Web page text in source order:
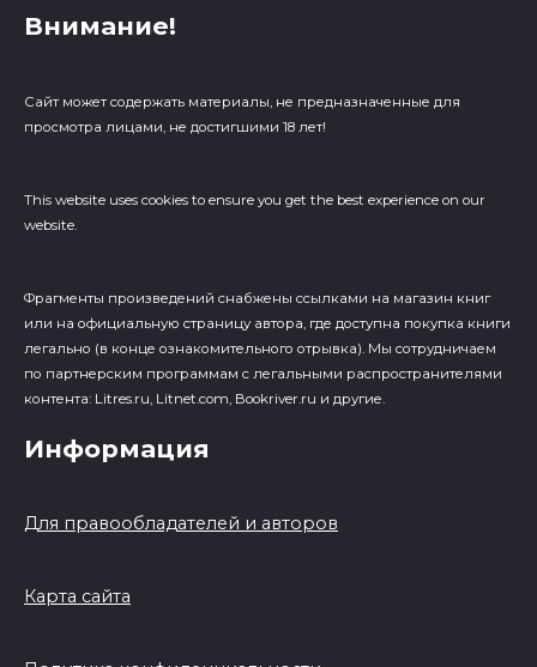
Внимание!
Сайт может содержать материалы, не предназначенные для
просмотра лицами, не достигшими 18 лет!
This website uses cookies to ensure you get the best experience on our
website.
Фрагменты произведений cнабжены ссылками на магазин книг
или на официальную страницу автора, где доступна покупка книги
легально (в конце ознакомительного отрывка). Мы сотрудничаем
по партнерским программам с легальными распространителями
контента: Litres.ru, Litnet.com, Bookriver.ru и другие.
Информация
Для правообладателей и авторов
Карта сайта